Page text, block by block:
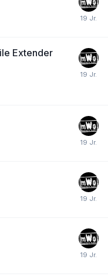
Extender